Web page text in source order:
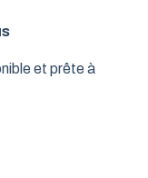
et prête à